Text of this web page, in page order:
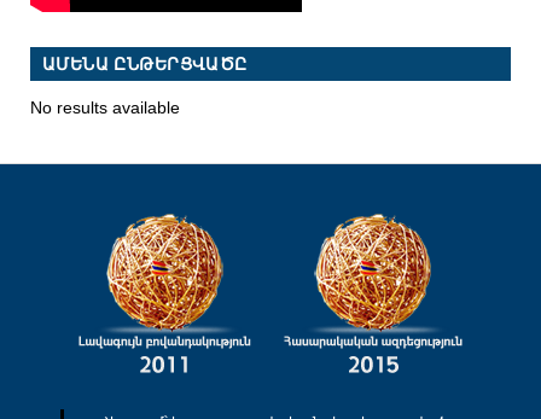
ԱՄԵՆԱ ԸՆԹԵՐՑՎԱԾԸ
No results available